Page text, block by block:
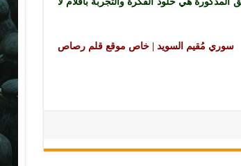
سوري مُقيم السويد | خاص موقع قلم رصاص